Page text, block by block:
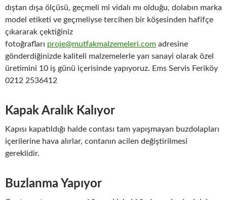
dıştan dışa ölçüsü, geçmeli mi vidalı mı olduğu, dolabın marka
model etiketi ve geçmeliyse tercihen bir köşesinden hafifçe
çıkararak çektiğiniz
fotoğrafları proje@mutfakmalzemeleri.com adresine
gönderdiğinizde kaliteli malzemelerle yan sanayi olarak özel
üretimini 10 iş günü içerisinde yapıyoruz. Ems Servis Feriköy
0212 2536412
Kapak Aralık Kalıyor
Kapısı kapatıldığı halde contası tam yapışmayan buzdolapları
içerilerine hava alırlar, contanın acilen değiştirilmesi
gereklidir.
Buzlanma Yapıyor